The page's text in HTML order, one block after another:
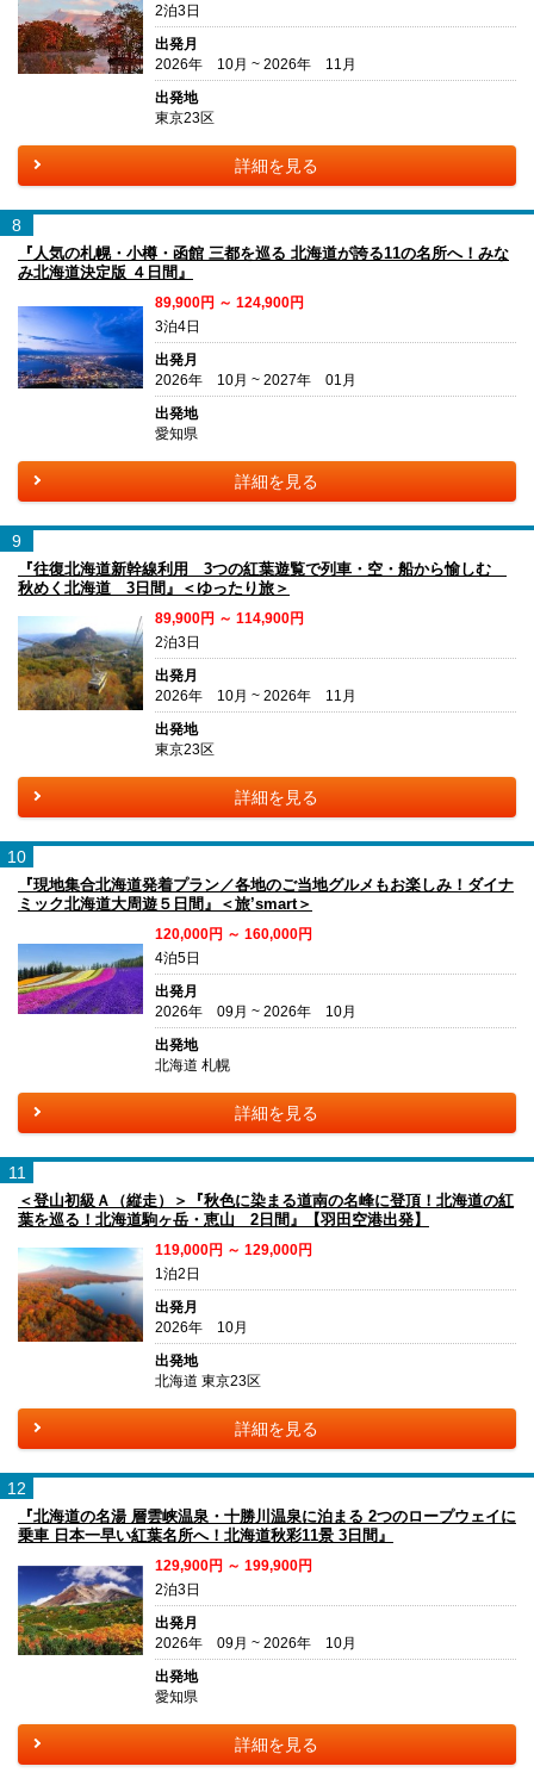
2泊3日
出発月
2026年 10月 ~ 2026年 11月
出発地
東京23区
詳細を見る
8
『人気の札幌・小樽・函館 三都を巡る 北海道が誇る11の名所へ！みな
み北海道決定版 ４日間』
89,900円 ～ 124,900円
3泊4日
出発月
2026年 10月 ~ 2027年 01月
出発地
愛知県
詳細を見る
9
『往復北海道新幹線利用 3つの紅葉遊覧で列車・空・船から愉しむ
秋めく北海道 3日間』＜ゆったり旅＞
89,900円 ～ 114,900円
2泊3日
出発月
2026年 10月 ~ 2026年 11月
出発地
東京23区
詳細を見る
10
『現地集合北海道発着プラン／各地のご当地グルメもお楽しみ！ダイナ
ミック北海道大周遊５日間』＜旅’smart＞
120,000円 ～ 160,000円
4泊5日
出発月
2026年 09月 ~ 2026年 10月
出発地
北海道 札幌
詳細を見る
11
＜登山初級Ａ（縦走）＞『秋色に染まる道南の名峰に登頂！北海道の紅
葉を巡る！北海道駒ヶ岳・恵山 2日間』【羽田空港出発】
119,000円 ～ 129,000円
1泊2日
出発月
2026年 10月
出発地
北海道 東京23区
詳細を見る
12
『北海道の名湯 層雲峡温泉・十勝川温泉に泊まる 2つのロープウェイに
乗車 日本一早い紅葉名所へ！北海道秋彩11景 3日間』
129,900円 ～ 199,900円
2泊3日
出発月
2026年 09月 ~ 2026年 10月
出発地
愛知県
詳細を見る